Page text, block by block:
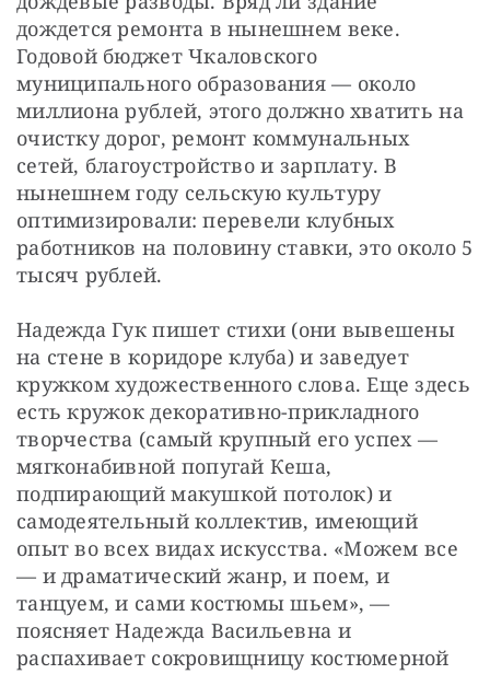
дождется ремонта в нынешнем веке.
Годовой бюджет Чкаловского
муниципального образования — ​около
миллиона рублей, этого должно хватить на
очистку дорог, ремонт коммунальных
сетей, благоустройство и зарплату. В
нынешнем году сельскую культуру
оптимизировали: перевели клубных
работников на половину ставки, это около 5
тысяч рублей.
Надежда Гук пишет стихи (они вывешены
на стене в коридоре клуба) и заведует
кружком художественного слова. Еще здесь
есть кружок декоративно-прикладного
творчества (самый крупный его успех — ​
мягконабивной попугай Кеша,
подпирающий макушкой потолок) и
самодеятельный коллектив, имеющий
опыт во всех видах искусства. «Можем все
— ​и драматический жанр, и поем, и
танцуем, и сами костюмы шьем», — ​
поясняет Надежда Васильевна и
распахивает сокровищницу костюмерной